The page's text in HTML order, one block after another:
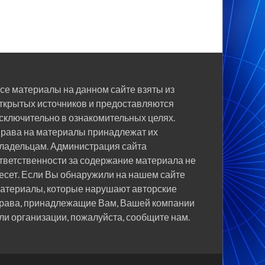
материалы на данном сайте взяты из
источников и предоставляются
в ознакомительных целях.
на материалы принадлежат их
Администрация сайта
за содержание материала не
Если Вы обнаружили на нашем сайте
которые нарушают авторские
принадлежащие Вам, Вашей компании
организации, пожалуйста, сообщите нам.